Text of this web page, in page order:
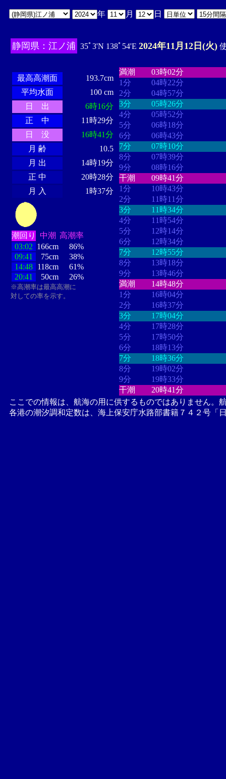
年 月 日
静岡県：江ノ浦 35ﾟ3'N 138ﾟ54'E 2024年11月12日(火)
最高高潮面
193.7cm
平均水面
100 cm
日 出
6時16分
正 中
11時29分
日 没
16時41分
月 齢
10.5
月 出
14時19分
正 中
20時28分
月 入
1時37分
潮回り 中潮 高潮率
03:02 166cm
86%
09:41
75cm
38%
14:48 118cm
61%
20:41
50cm 26%
※高潮率は最高高潮に
対しての率を示す。
満潮
03時02分
1分
04時22分
2分
04時57分
3分
05時26分
4分
05時52分
5分
06時18分
6分
06時43分
7分
07時10分
8分
07時39分
9分
08時16分
干潮
09時41分
1分
10時43分
2分
11時11分
3分
11時34分
4分
11時54分
5分
12時14分
6分
12時34分
7分
12時55分
8分
13時18分
9分
13時46分
満潮
14時48分
1分
16時04分
2分
16時37分
3分
17時04分
4分
17時28分
5分
17時50分
6分
18時13分
7分
18時36分
8分
19時02分
9分
19時33分
干潮
20時41分
ここでの情報は、航海の用に供するものではありません。
各港の潮汐調和定数は、海上保安庁水路部書籍７４２号「